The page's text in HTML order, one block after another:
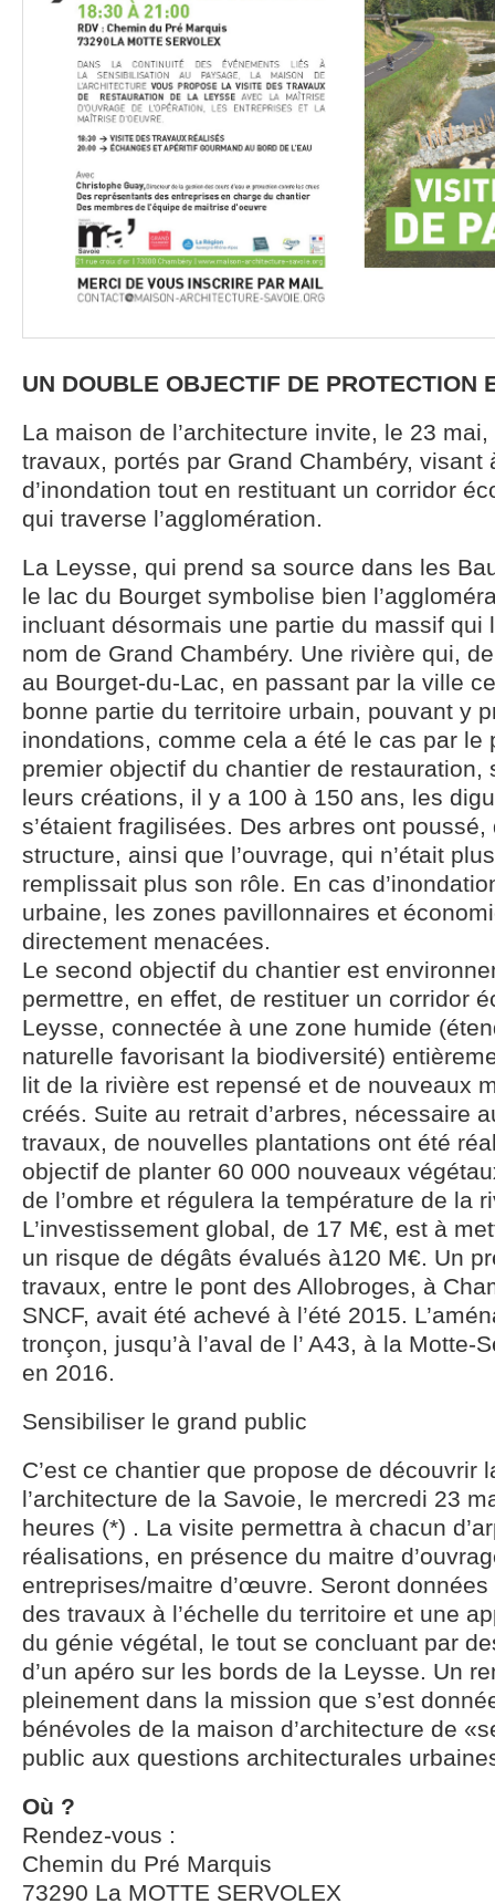
UN DOUBLE OBJECTIF DE PROTECTION
La maison de l’architecture invite, le 23
travaux, portés par Grand Chambéry, visant
d’inondation tout en restituant un corridor
qui traverse l’agglomération.
La Leysse, qui prend sa source dans les
le lac du Bourget symbolise bien
incluant désormais une partie du massif qui
nom de Grand Chambéry. Une rivière qui,
au Bourget-du-Lac, en passant par la ville
bonne partie du territoire urbain, pouvant y
inondations, comme cela a été le cas par le
premier objectif du chantier de restauration,
leurs créations, il y a 100 à 150 ans, les
s’étaient fragilisées. Des arbres ont
structure, ainsi que l’ouvrage, qui n’était
remplissait plus son rôle. En cas
urbaine, les zones pavillonnaires et
directement menacées.
Le second objectif du chantier est
permettre, en effet, de restituer un corridor
Leysse, connectée à une zone humide
naturelle favorisant la biodiversité)
lit de la rivière est repensé et de nouveaux
créés. Suite au retrait d’arbres, nécessaire
travaux, de nouvelles plantations ont été
objectif de planter 60 000 nouveaux
de l’ombre et régulera la température de la
L’investissement global, de 17 M€, est à
un risque de dégâts évalués à120 M€. Un
travaux, entre le pont des Allobroges, à
SNCF, avait été achevé à l’été 2015.
tronçon, jusqu’à l’aval de l’ A43, à la Motte-
en 2016.
Sensibiliser le grand public
C’est ce chantier que propose de découvrir
l’architecture de la Savoie, le mercredi 23
heures (*) . La visite permettra à chacun
réalisations, en présence du maitre
entreprises/maitre d’œuvre. Seront
des travaux à l’échelle du territoire et une
du génie végétal, le tout se concluant par
d’un apéro sur les bords de la Leysse. Un
pleinement dans la mission que s’est
bénévoles de la maison d’architecture de
public aux questions architecturales
Où ?
Rendez-vous :
Chemin du Pré Marquis
73290 La MOTTE SERVOLEX